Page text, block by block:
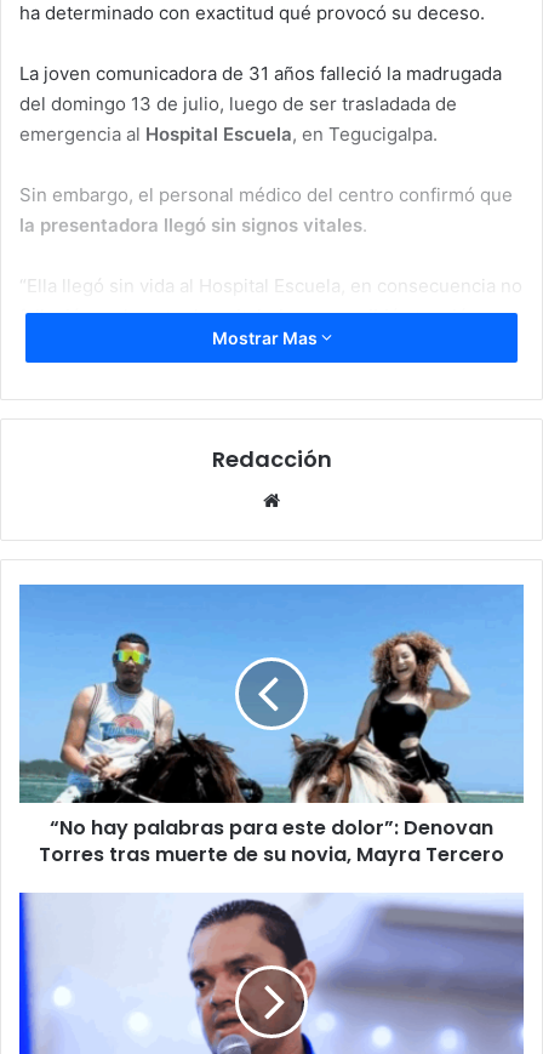
ha determinado con exactitud qué provocó su deceso.
La joven comunicadora de 31 años falleció la madrugada
del domingo 13 de julio, luego de ser trasladada de
emergencia al Hospital Escuela, en Tegucigalpa.
Sin embargo, el personal médico del centro confirmó que
la presentadora llegó sin signos vitales.
“Ella llegó sin vida al Hospital Escuela, en consecuencia no
falleció en el centro hospitalario y no recibió atención
Miguel Osorio, portavoz del hospital.
Mostrar Mas
Redacción
dolor”:
Denovan
Torres
tras
muerte
Tercero
“No hay palabras para este dolor”: Denovan
Torres tras muerte de su novia, Mayra Tercero
Zambrano:
“Libre
quiere
fuego
al